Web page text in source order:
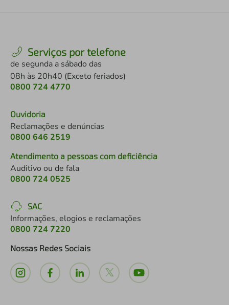
Serviços por telefone
de segunda a sábado das
08h às 20h40 (Exceto feriados)
0800 724 4770
Ouvidoria
Reclamações e denúncias
0800 646 2519
Atendimento a pessoas com deficiência
Auditivo ou de fala
0800 724 0525
SAC
Informações, elogios e reclamações
0800 724 7220
Nossas Redes Sociais